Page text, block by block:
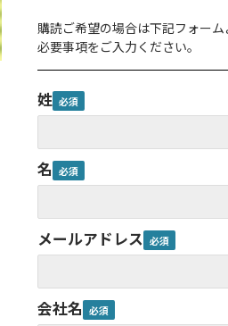
購読ご希望の場合は下記フォーム
必要事項をご入力ください。
姓
名
メールアドレス
会社名